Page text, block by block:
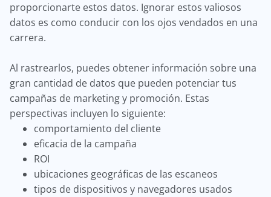
proporcionarte estos datos. Ignorar estos valiosos
datos es como conducir con los ojos vendados en una
carrera.
Al rastrearlos, puedes obtener información sobre una
gran cantidad de datos que pueden potenciar tus
campañas de marketing y promoción. Estas
perspectivas incluyen lo siguiente:
comportamiento del cliente
eficacia de la campaña
ROI
ubicaciones geográficas de las escaneos
tipos de dispositivos y navegadores usados